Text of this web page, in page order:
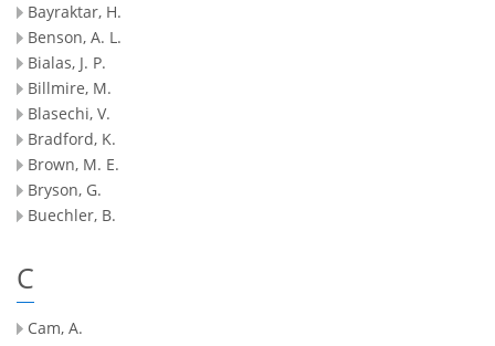
Bayraktar, H.
Benson, A. L.
Bialas, J. P.
Billmire, M.
Blasechi, V.
Bradford, K.
Brown, M. E.
Bryson, G.
Buechler, B.
C
Cam, A.